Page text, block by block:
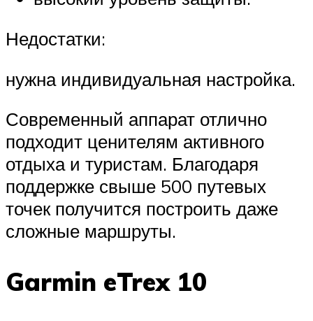
Недостатки:
нужна индивидуальная настройка.
Современный аппарат отлично
подходит ценителям активного
отдыха и туристам. Благодаря
поддержке свыше 500 путевых
точек получится построить даже
сложные маршруты.
Garmin eTrex 10